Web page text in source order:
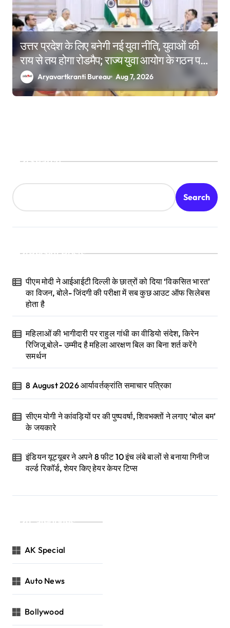
उत्तर प्रदेश के लिए बनेगी नई युवा नीति, युवाओं की
राय से तय होगा रोडमैप; राज्य युवा आयोग के गठन पर
भी मंथनAryavartkranti Bureau Aug 7, 2026
Search
Search
Recent Posts
पीएम मोदी ने आईआईटी दिल्ली के छात्रों को दिया ‘विकसित भारत’
का विजन, बोले- जिंदगी की परीक्षा में सब कुछ आउट ऑफ सिलेबस
होता है
महिलाओं की भागीदारी पर राहुल गांधी का वीडियो संदेश, किरेन
रिजिजू बोले- उम्मीद है महिला आरक्षण बिल का बिना शर्त करेंगे
समर्थन
8 August 2026 आर्यावर्तक्रांति समाचार पत्रिका
सीएम योगी ने कांवड़ियों पर की पुष्पवर्षा, शिवभक्तों ने लगाए ‘बोल बम’
के जयकारे
इंडियन यूट्यूबर ने अपने 8 फीट 10 इंच लंबे बालों से बनाया गिनीज
वर्ल्ड रिकॉर्ड, शेयर किए हेयर केयर टिप्स
Categories
AK Special
Auto News
Bollywood